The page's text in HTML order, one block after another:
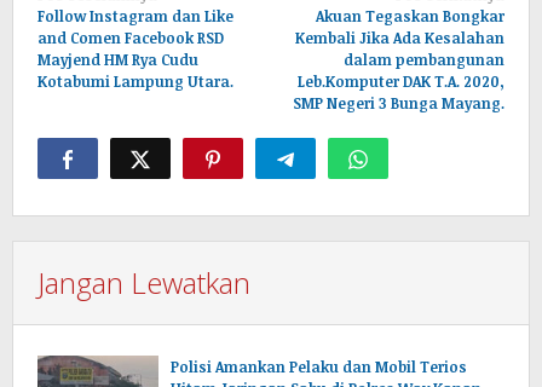
pos
Follow Instagram dan Like
and Comen Facebook RSD
Mayjend HM Rya Cudu
Kotabumi Lampung Utara.
Akuan Tegaskan Bongkar
Kembali Jika Ada Kesalahan
dalam pembangunan
Leb.Komputer DAK T.A. 2020,
SMP Negeri 3 Bunga Mayang.
Jangan Lewatkan
Polisi Amankan Pelaku dan Mobil Terios